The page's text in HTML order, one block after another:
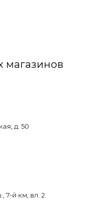
магазинов
д. 50
7-й км, вл. 2